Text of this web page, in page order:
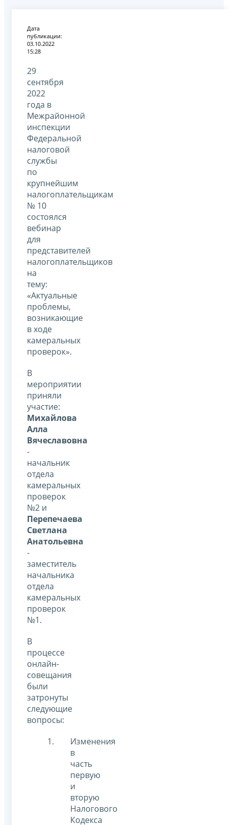
Дата
публикации:
03.10.2022
15:28
29
сентября
2022
года в
Межрайонной
инспекции
Федеральной
налоговой
службы
по
крупнейшим
налогоплательщикам
№ 10
состоялся
вебинар
для
представителей
налогоплательщиков
на
тему:
«Актуальные
проблемы,
возникающие
в ходе
камеральных
проверок».
В
мероприятии
приняли
участие:
Михайлова
Алла
Вячеславовна
-
начальник
отдела
камеральных
проверок
№2 и
Перепечаева
Светлана
Анатольевна
-
заместитель
начальника
отдела
камеральных
проверок
№1.
В
процессе
онлайн-
совещания
были
затронуты
следующие
вопросы:
Изменения
в
часть
первую
и
вторую
Налогового
Кодекса